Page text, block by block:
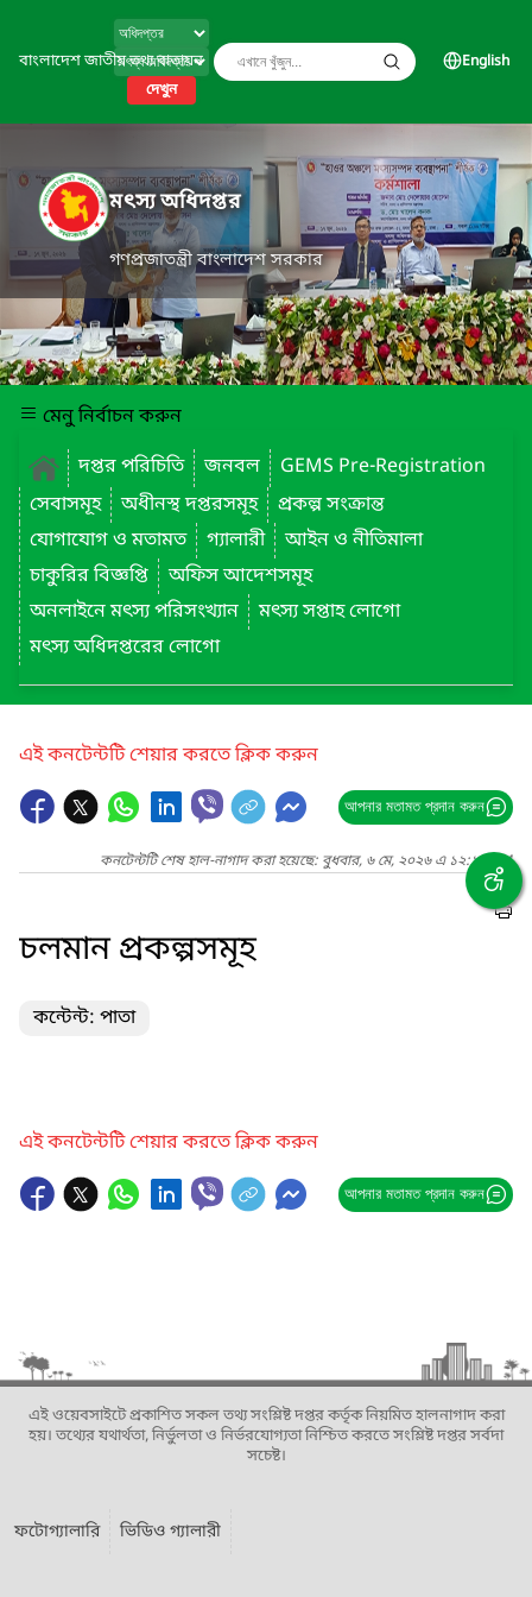
বাংলাদেশ জাতীয় তথ্য বাতায়ন
দেখুন
English
মৎস্য অধিদপ্তর
গণপ্রজাতন্ত্রী বাংলাদেশ সরকার
মেনু নির্বাচন করুন
দপ্তর পরিচিতি
জনবল
GEMS Pre-Registration
সেবাসমূহ
অধীনস্থ দপ্তরসমূহ
প্রকল্প সংক্রান্ত
যোগাযোগ ও মতামত
গ্যালারী
আইন ও নীতিমালা
চাকুরির বিজ্ঞপ্তি
অফিস আদেশসমূহ
অনলাইনে মৎস্য পরিসংখ্যান
মৎস্য সপ্তাহ লোগো
মৎস্য অধিদপ্তরের লোগো
এই কনটেন্টটি শেয়ার করতে ক্লিক করুন
আপনার মতামত প্রদান করুন
কনটেন্টটি শেষ হাল-নাগাদ করা হয়েছে: বুধবার, ৬ মে, ২০২৬ এ ১২:১৮ PM
চলমান প্রকল্পসমূহ
কন্টেন্ট: পাতা
এই কনটেন্টটি শেয়ার করতে ক্লিক করুন
আপনার মতামত প্রদান করুন
এই ওয়েবসাইটে প্রকাশিত সকল তথ্য সংশ্লিষ্ট দপ্তর কর্তৃক নিয়মিত হালনাগাদ করা
হয়। তথ্যের যথার্থতা, নির্ভুলতা ও নির্ভরযোগ্যতা নিশ্চিত করতে সংশ্লিষ্ট দপ্তর সর্বদা
সচেষ্ট।
ফটোগ্যালারি ভিডিও গ্যালারী